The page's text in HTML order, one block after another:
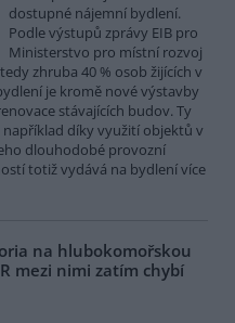
dostupné nájemní bydlení.
Podle výstupů zprávy EIB pro
Ministerstvo pro místní rozvoj
zhruba 40 % osob žijících v
je kromě nové výstavby
stávajících budov. Ty
díky využití objektů v
dlouhodobé provozní
totiž vydává na bydlení více
na hlubokomořskou
mezi nimi zatím chybí